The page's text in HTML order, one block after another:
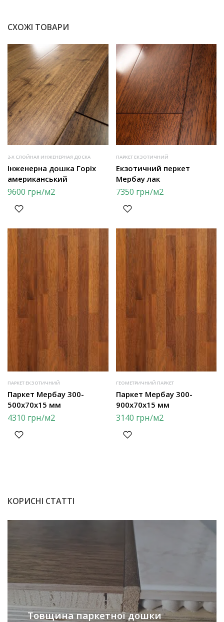
СХОЖІ ТОВАРИ
2-Х СЛОЙНАЯ ИНЖЕНЕРНАЯ ДОСКА
Інженерна дошка Горіх
американський
9600 грн/м2
ПАРКЕТ ЕКЗОТИЧНИЙ
Екзотичний перкет
Мербау лак
7350 грн/м2
ПАРКЕТ ЕКЗОТИЧНИЙ
Паркет Мербау 300-
500х70х15 мм
4310 грн/м2
ГЕОМЕТРИЧНИЙ ПАРКЕТ
Паркет Мербау 300-
900х70х15 мм
3140 грн/м2
КОРИСНІ СТАТТІ
Товщина паркетної дошки